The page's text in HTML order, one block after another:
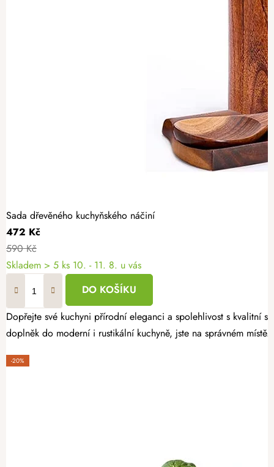
Sada dřevěného kuchyňského náčiní
472 Kč
590 Kč
Skladem > 5 ks 10. - 11. 8. u vás
DO KOŠÍKU
Dopřejte své kuchyni přírodní eleganci a spolehlivost s kvalitní
doplněk do moderní i rustikální kuchyně, jste na správném místě.
-20%